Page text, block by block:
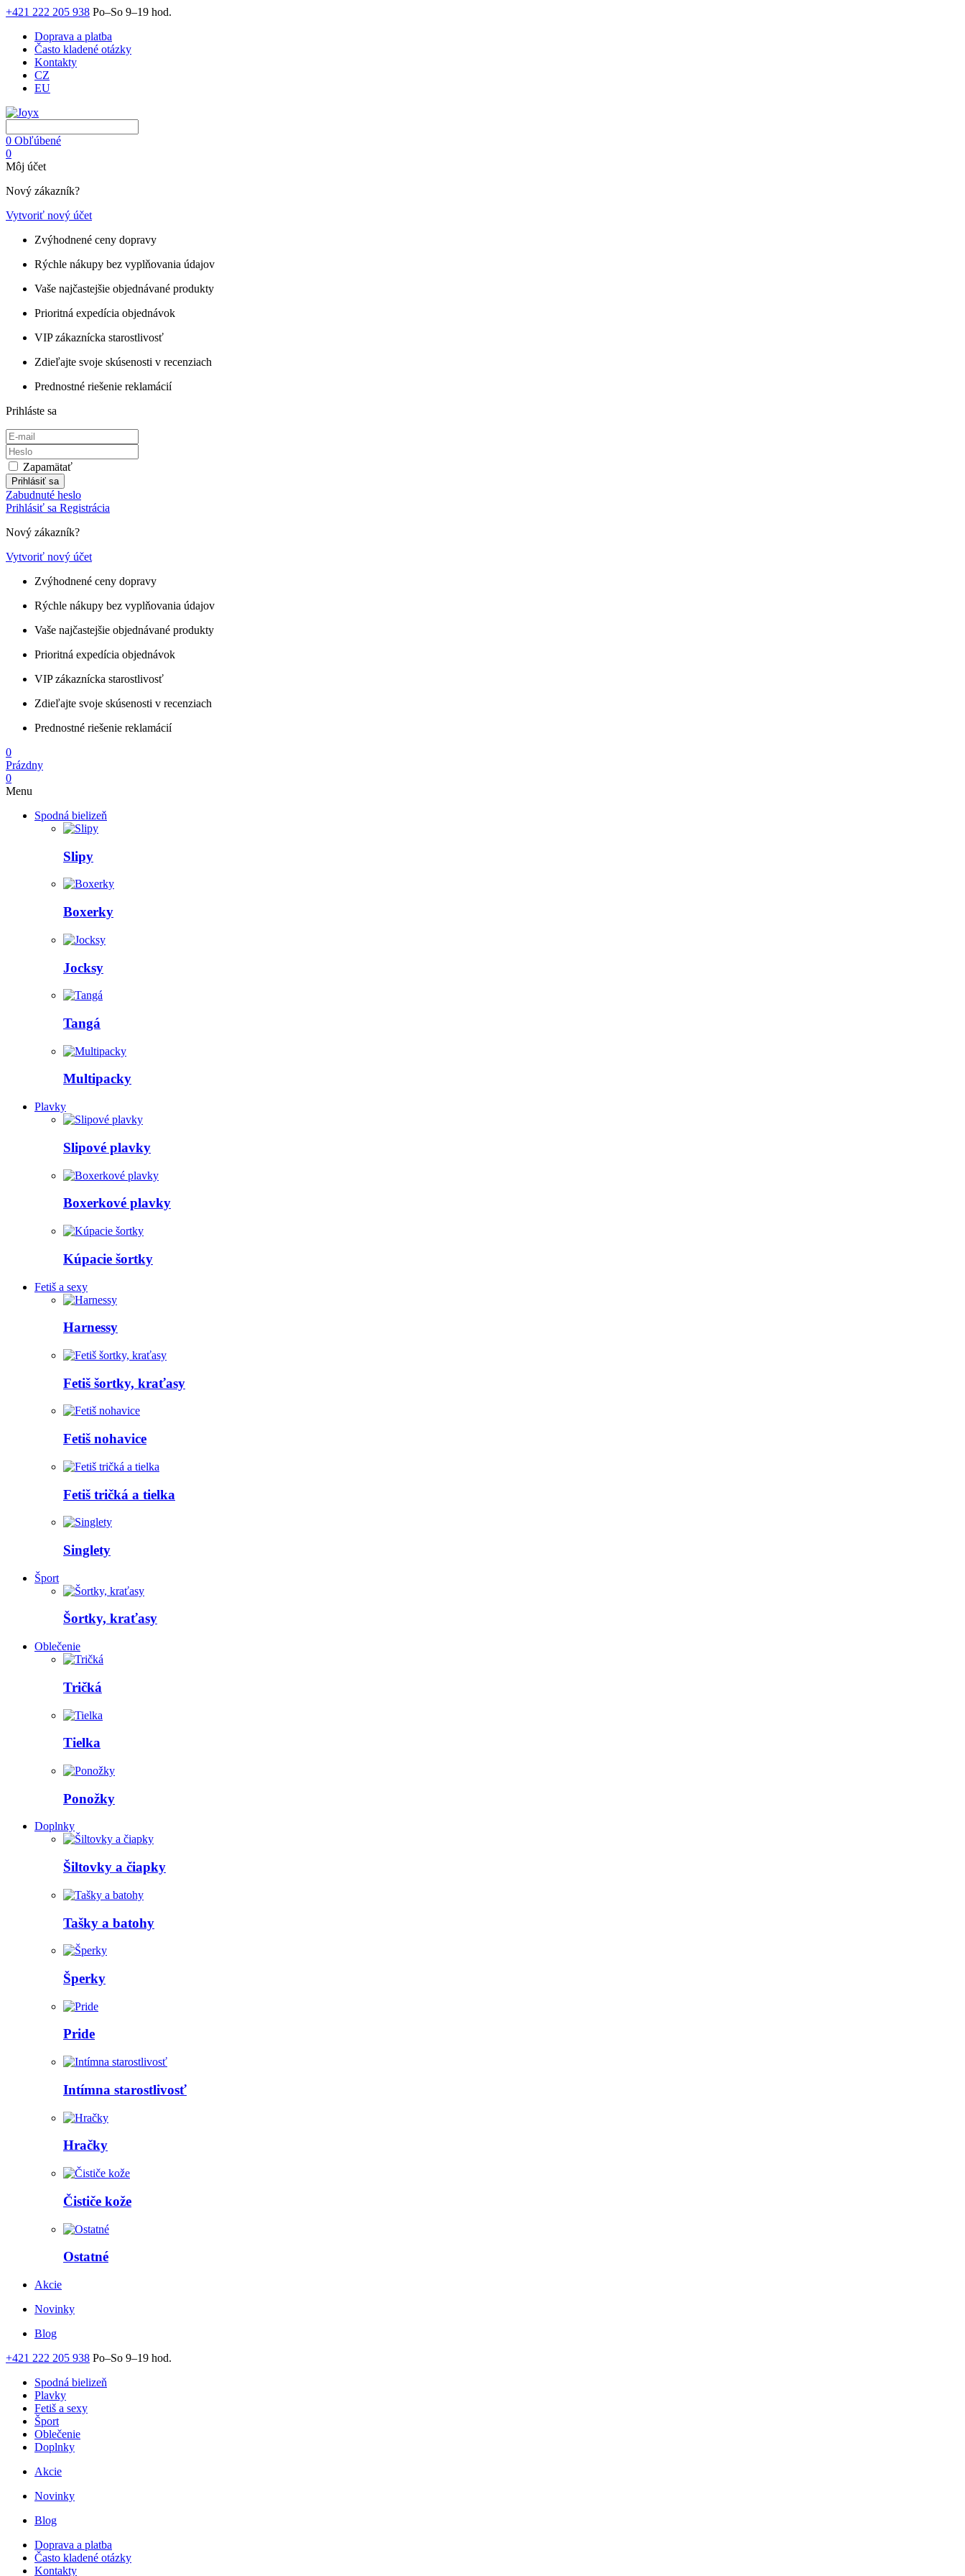
+421 222 205 938 Po–So 9–19 hod.
Doprava a platba
Často kladené otázky
Kontakty
CZ
EU
0 Obľúbené
0
Môj účet
Nový zákazník?
Vytvoriť nový účet
Zvýhodnené ceny dopravy
Rýchle nákupy bez vyplňovania údajov
Vaše najčastejšie objednávané produkty
Prioritná expedícia objednávok
VIP zákaznícka starostlivosť
Zdieľajte svoje skúsenosti v recenziach
Prednostné riešenie reklamácií
Prihláste sa
Zapamätať
Prihlásiť sa
Zabudnuté heslo
Prihlásiť sa Registrácia
Nový zákazník?
Vytvoriť nový účet
Zvýhodnené ceny dopravy
Rýchle nákupy bez vyplňovania údajov
Vaše najčastejšie objednávané produkty
Prioritná expedícia objednávok
VIP zákaznícka starostlivosť
Zdieľajte svoje skúsenosti v recenziach
Prednostné riešenie reklamácií
0
Prázdny
0
Menu
Spodná bielizeň
Slipy
Boxerky
Jocksy
Tangá
Multipacky
Plavky
Slipové plavky
Boxerkové plavky
Kúpacie šortky
Fetiš a sexy
Harnessy
Fetiš šortky, kraťasy
Fetiš nohavice
Fetiš tričká a tielka
Singlety
Šport
Šortky, kraťasy
Oblečenie
Tričká
Tielka
Ponožky
Doplnky
Šiltovky a čiapky
Tašky a batohy
Šperky
Pride
Intímna starostlivosť
Hračky
Čističe kože
Ostatné
Akcie
Novinky
Blog
+421 222 205 938 Po–So 9–19 hod.
Spodná bielizeň
Plavky
Fetiš a sexy
Šport
Oblečenie
Doplnky
Akcie
Novinky
Blog
Doprava a platba
Často kladené otázky
Kontakty